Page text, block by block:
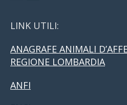
LINK UTILI:
ANAGRAFE ANIMALI
REGIONE LOMBARDIA
ANFI